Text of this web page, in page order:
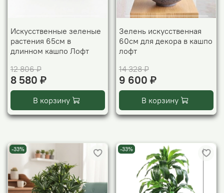
Искусственные зеленые
растения 65см в
длинном кашпо Лофт
12 806 ₽
8 580 ₽
В корзину
Зелень искусственная
60см для декора в кашпо
лофт
14 328 ₽
9 600 ₽
В корзину
-33% -33%